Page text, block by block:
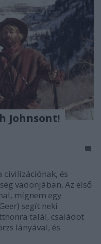
Johnsont!
és
vadonjában. Az első
mígnem egy
segít neki
talál, családot
lányával, és